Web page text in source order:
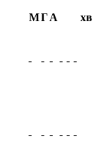
МГА хв
- - - - - -
- - - - - -